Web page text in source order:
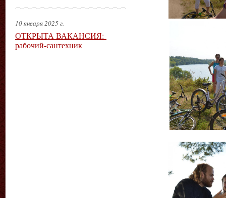
10 января 2025 г.
ОТКРЫТА ВАКАНСИЯ:
рабочий-сантехник